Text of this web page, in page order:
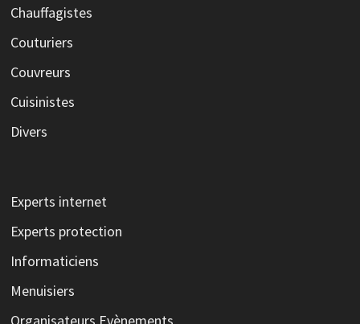
Chauffagistes
Couturiers
Couvreurs
Cuisinistes
Divers
Experts internet
Experts protection
Informaticiens
Menuisiers
Organisateurs Evènements